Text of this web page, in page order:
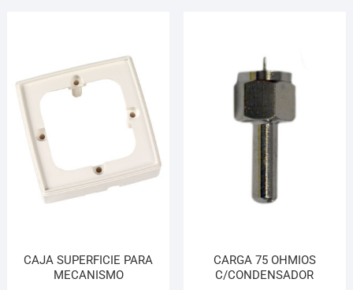
CAJA SUPERFICIE PARA
MECANISMO
CARGA 75 OHMIOS
C/CONDENSADOR